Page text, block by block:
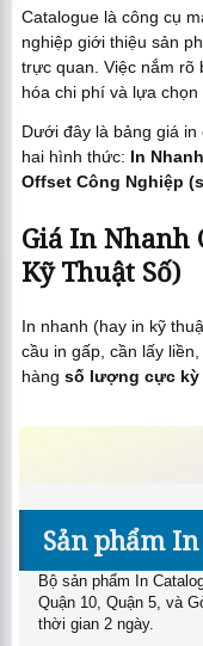
Catalogue là công cụ
nghiệp giới thiệu sản
trực quan. Việc nắm rõ
hóa chi phí và lựa
Dưới đây là bảng giá
hai hình thức: In
Offset Công Nghiệp
Giá In Nhanh
Kỹ Thuật Số)
In nhanh (hay in kỹ
cầu in gấp, cần lấy
hàng số lượng cực kỳ
cần dưới 50 cuốn.
Thông số kỹ thuật
phẩm đóng quyển bấm
Giá In Catalogue
(In Lấy Liền)
Sản phẩm
Bộ sản phẩm In
Quận 10, Quận 5, và
thời gian 2 ngày.